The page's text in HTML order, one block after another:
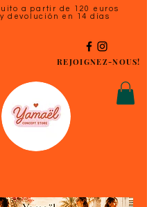
a partir de 120 euros
devolución en 14 días
REJOIGNEZ-NOUS!